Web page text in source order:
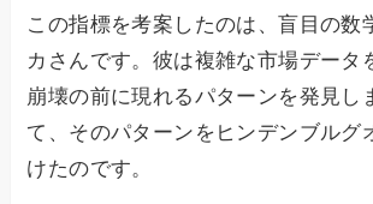
この指標を考案したのは、盲目の数
カさんです。彼は複雑な市場データ
崩壊の前に現れるパターンを発見し
て、そのパターンをヒンデンブルグ
けたのです。